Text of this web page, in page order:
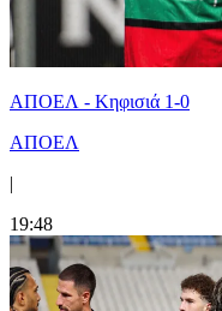
ΑΠΟΕΛ - Κηφισιά 1-0
ΑΠΟΕΛ
|
19:48